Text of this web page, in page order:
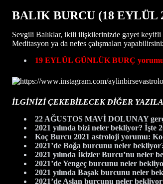
BALIK BURCU (18 EYLÜL
Sevgili Balıklar, ikili ilişkilerinizde gayet keyifli
Meditasyon ya da nefes çalışmaları
19 EYLÜL GÜNLÜK BURÇ
İLGİNİZİ ÇEKEBİLECEK DİĞER
22 AĞUSTOS MAVİ DOLUNAY
2021 yılında bizi neler bekliyor? İşte
Koç Burcu 2021 astroloji yorumu:
2021’de Boğa burcunu neler
2021 yılında İkizler Burcu’nu neler
2021’de Yengeç burcunu neler
2021 yılında Başak burcunu neler
2021’de Aslan burcunu neler